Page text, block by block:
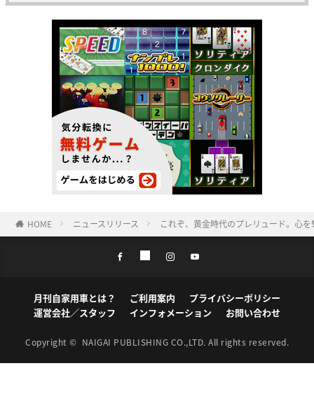
HOME ニュースリリース これぞ、黄金時代のプレリュード。心
月刊自家用車とは？ ご利用案内
プライバシーポリシー
運営会社／スタッフ
インフォメーション お問い合わせ
Copyright © NAIGAI PUBLISHING CO.,LTD. All rights reserved.